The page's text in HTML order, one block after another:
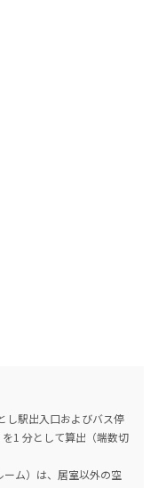
し駅出入口およびバス停
1 分として算出（端数切
ム）は、居室以外の空